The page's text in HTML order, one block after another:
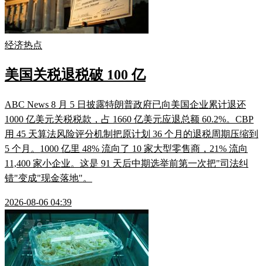
经济热点
美国关税退税破 100 亿
ABC News 8 月 5 日披露特朗普政府已向美国企业累计退还
1000 亿美元关税税款，占 1660 亿美元应退总额 60.2%。CBP
用 45 天算法风险评分机制把原计划 36 个月的退税周期压缩到
5 个月。1000 亿里 48% 流向了 10 家大型零售商，21% 流向
11,400 家小企业。这是 91 天后中期选举前第一次把"司法纠
错"变成"现金落地"。
2026-08-06 04:39